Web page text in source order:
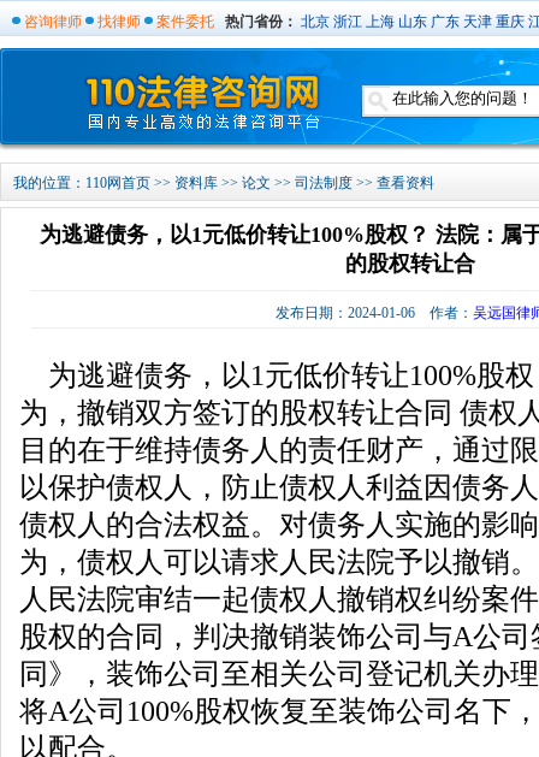
咨询律师 找律师 案件委托 热门省份： 北京 浙江 上海 山东 广东 天津 重庆
我的位置： 110网首页 >> 资料库 >> 论文 >> 司法制度 >> 查看资料
为逃避债务，以1元低价转让100%股权？ 法院：属
的股权转让合
发布日期：2024-01-06 作者： 吴远国律
为逃避债务，以1元低价转让100%股
为，撤销双方签订的股权转让合同 债权
目的在于维持债务人的责任财产，通过
以保护债权人，防止债权人利益因债务
债权人的合法权益。对债务人实施的影
为，债权人可以请求人民法院予以撤销
人民法院审结一起债权人撤销权纠纷案
股权的合同，判决撤销装饰公司与A公
同》，装饰公司至相关公司登记机关办
将A公司100%股权恢复至装饰公司名下
以配合。